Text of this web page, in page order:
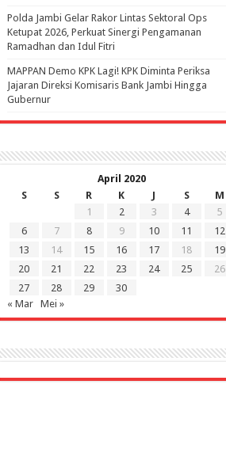
Polda Jambi Gelar Rakor Lintas Sektoral Ops
Ketupat 2026, Perkuat Sinergi Pengamanan
Ramadhan dan Idul Fitri
‎MAPPAN Demo KPK Lagi! KPK Diminta Periksa
Jajaran Direksi Komisaris Bank Jambi Hingga
Gubernur ‎
April 2020
S
S R K J S
M
1
2 3 4
5
6
7 8 9 10 11
12
13
14 15 16 17 18
19
20
21 22 23 24 25
26
27
28 29
30
« Mar
Mei »